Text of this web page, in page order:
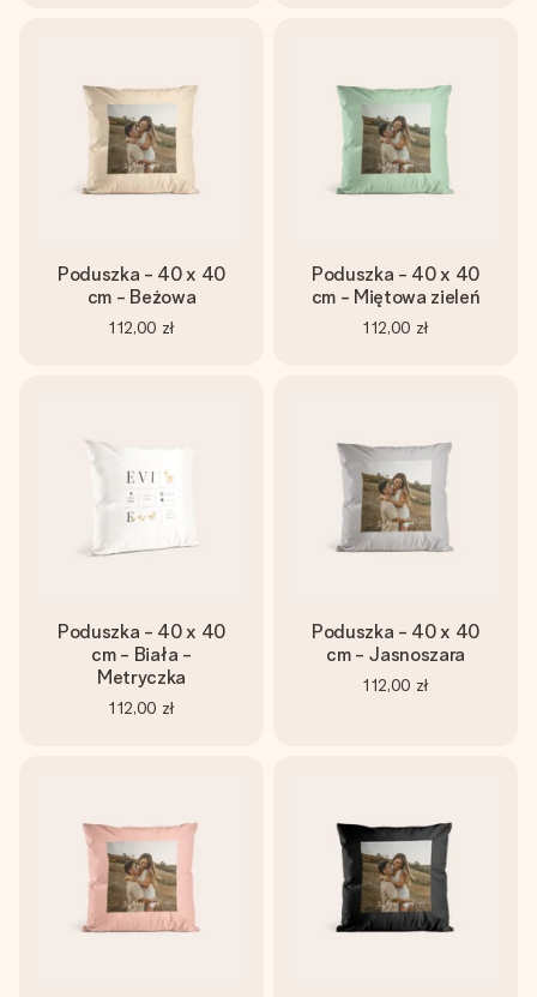
Poduszka - 40 x 40
cm - Beżowa
112,00 zł
Poduszka - 40 x 40
cm - Miętowa zieleń
112,00 zł
Poduszka - 40 x 40
cm - Biała -
Metryczka
112,00 zł
Poduszka - 40 x 40
cm - Jasnoszara
112,00 zł